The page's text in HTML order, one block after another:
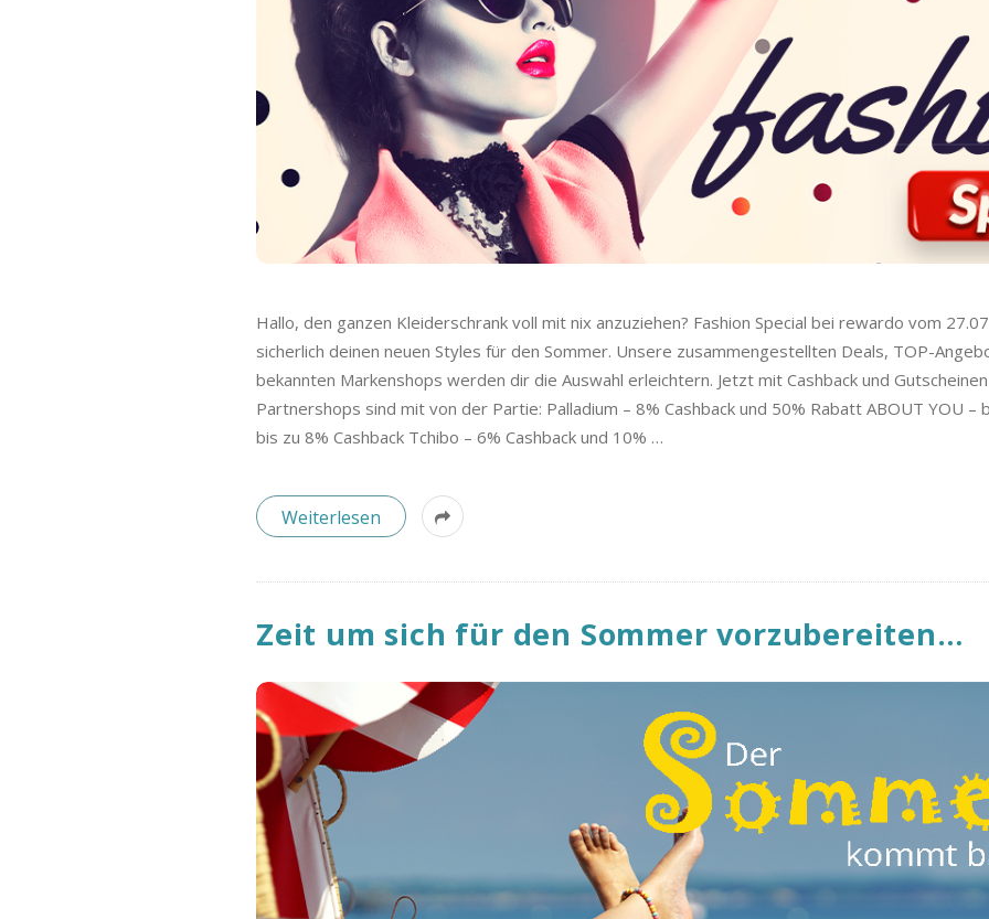
Hallo, den ganzen Kleiderschrank voll mit nix anzuziehen? Fashion Special bei rewardo vom
sicherlich deinen neuen Styles für den Sommer. Unsere zusammengestellten Deals, TOP-
bekannten Markenshops werden dir die Auswahl erleichtern. Jetzt mit Cashback und
Partnershops sind mit von der Partie: Palladium – 8% Cashback und 50% Rabatt ABOUT YOU –
bis zu 8% Cashback Tchibo – 6% Cashback und 10% …
Weiterlesen
Zeit um sich für den Sommer vorzubereiten…